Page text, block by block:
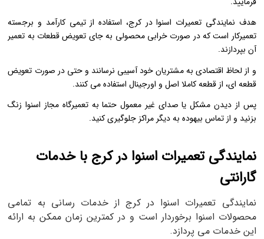
هدف نمایندگی تعمیرات اسنوا در کرج، استفاده از تیمی کارآمد و برجسته
تعمیرکار است که در صورت خرابی محصولی به جای تعویض قطعات به تعمیر
آن بپردازند.
و از لحاظ اقتصادی به مشتریان خود آسیبی نرسانند و حتی در صورت تعویض
قطعه ای، از قطعه کاملا اصل و اورجینال استفاده می کنند.
پس از دیدن مشکل یا صدای غیر معمول حتما به تعمیرگاه مجاز اسنوا زنگ
بزنید و از تماس بیهوده به دیگر مراکز جلوگیری کنید.
نمایندگی تعمیرات اسنوا در کرج با خدمات
گارانتی
نمایندگی تعمیرات اسنوا در کرج از خدمات ‌رسانی به تمامی
محصولات اسنوا برخوردار است و در کمترین زمان ممکن به ارائه
این خدمات می‌ پردازد.